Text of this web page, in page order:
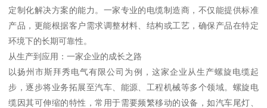
定制化解决方案的能力。一家专业的电缆制造商，不仅能提供标准
产品，更能根据客户需求调整材料、结构或工艺，确保产品在特定
环境下的长期可靠性。
从生产到应用：一家企业的成长之路
以扬州市斯拜秀电气有限公司为例，这家企业从生产螺旋电缆起
步，逐步将业务拓展至汽车、能源、工程机械等多个领域。螺旋电
缆因其可伸缩的特性，常用于需要频繁移动的设备，如汽车尾灯、